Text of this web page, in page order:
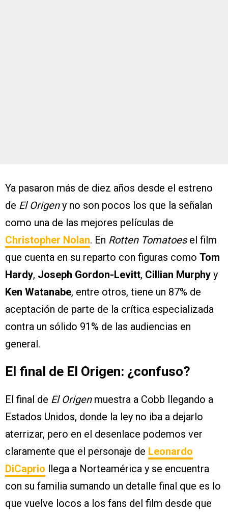
Ya pasaron más de diez años desde el estreno
de El Origeny no son pocos los que la señalan
como una de las mejores películas de
Christopher Nolan. En Rotten Tomatoesel film
que cuenta en su reparto con figuras como Tom
Hardy, Joseph Gordon-Levitt, Cillian Murphy y
Ken Watanabe, entre otros, tiene un 87% de
aceptación de parte de la crítica especializada
contra un sólido 91% de las audiencias en
general.
El final de El Origen: ¿confuso?
El final de El Origenmuestra a Cobb llegando a
Estados Unidos, donde la ley no iba a dejarlo
aterrizar, pero en el desenlace podemos ver
claramente que el personaje de Leonardo
DiCaprio llega a Norteamérica y se encuentra
con su familia sumando un detalle final que es lo
que vuelve locos a los fans del film desde que